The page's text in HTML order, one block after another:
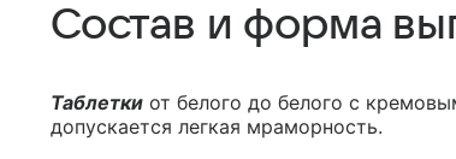
Состав и форма
Таблетки от белого до белого с
допускается легкая мраморность.